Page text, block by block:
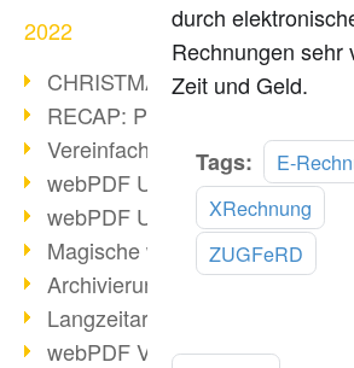
2022
CHRISTMAS 2022 loading
RECAP: PDF Days Europe 2022
Vereinfachung
webPDF Update 8.0.0.2727
webPDF Update 9.0.0.2732
Magische webPDF Version 9
Archivierung:
Langzeitarchivierung mit PDF/A
webPDF Video - Behind the
durch
Rechnungen sehr
Zeit und Geld.
Tags:
E-
XRechnung
ZUGFeRD